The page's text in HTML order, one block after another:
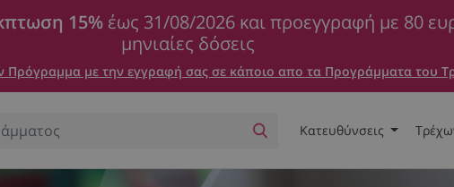
15% έως 31/08/2026 και προεγγραφή με 80
μηνιαίες δόσεις
με την εγγραφή σας σε κάποιο απο τα Προγράμματα του
Κατευθύνσεις